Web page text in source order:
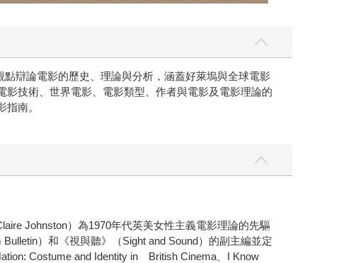
辯論電影的歷史、理論與分析，涵蓋好萊塢與全球電影
技術、世界電影、電影類型、作者與電影及電影理論的
南。
Johnston）為1970年代英美女性主義電影理論的先驅
）和《視與聽》（Sight and Sound）的副主編並定
Costume and Identity in British Cinema、I Know